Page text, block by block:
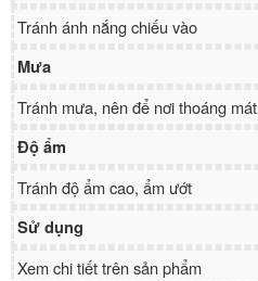
Tránh ánh nắng chiếu vào
Mưa
Tránh mưa, nên để nơi thoáng mát
Độ ẩm
Tránh độ ẩm cao, ẩm ướt
Sử dụng
Xem chi tiết trên sản phẩm